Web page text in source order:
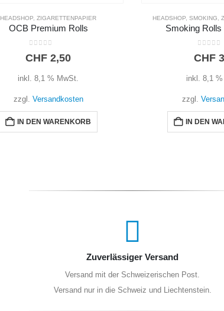
,SMOKING,ZIGARETTENPAPIER
Smoking Rolls Organic XL
CHF 3,00
inkl. 8,1 % MwSt.
zzgl. Versandkosten
IN DEN WARENKORB
HEADSHOP, SMOKING,
Smoking
CHF
inkl. 8,1 %
zzgl.
IN DEN
Zuverlässiger Versand
Versand mit der Schweizerischen Post.
Versand nur in die Schweiz und Liechtenstein.